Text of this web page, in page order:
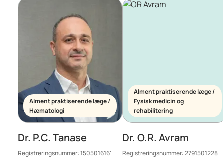
Alment praktiserende læge /
Hæmatologi
Dr. P.C. Tanase
Registreringsnummer:1505016161
Alment praktiserende læge /
Fysisk medicin og
rehabilitering
Dr. O.R. Avram
Registreringsnummer:2791501228